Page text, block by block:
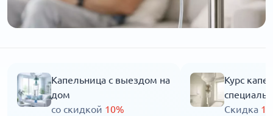
Капельница с выездом на
дом
со скидкой 10%
Курс
Скидка